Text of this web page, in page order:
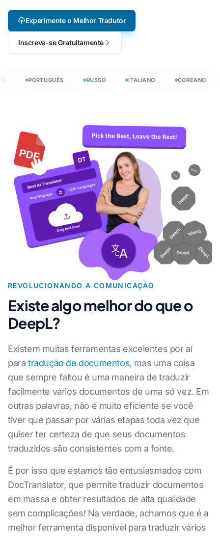
Experimente o Melhor Tradutor
Inscreva-se Gratuitamente
PORTUGUÊS RUSSO ITALIANO COREANO
REVOLUCIONANDO A COMUNICAÇÃO
Existe algo melhor do que o
DeepL?
Existem muitas ferramentas excelentes por aí
para tradução de documentos, mas uma coisa
que sempre faltou é uma maneira de traduzir
facilmente vários documentos de uma só vez. Em
outras palavras, não é muito eficiente se você
tiver que passar por várias etapas toda vez que
quiser ter certeza de que seus documentos
traduzidos são consistentes com a fonte.
É por isso que estamos tão entusiasmados com
DocTranslator, que permite traduzir documentos
em massa e obter resultados de alta qualidade
sem complicações! Na verdade, achamos que é a
melhor ferramenta disponível para traduzir vários